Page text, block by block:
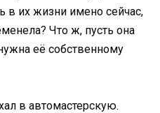
в их жизни имено сейчас,
Что ж, пусть она
её собственному
в автомастерскую.